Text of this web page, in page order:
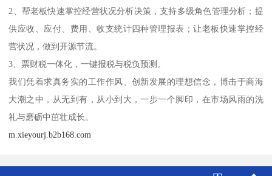
2、帮老板快速掌控经营状况分析决策，支持多级角色管理分析；提
供应收、应付、费用、收支统计四种管理报表；让老板快速掌控经
营状况，做到开源节流。
3、票财税一体化，一键报税与税负预测。
我们凭着求真务实的工作作风、创新发展的理想信念，博击于商海
大潮之中，从无到有，从小到大，一步一个脚印，在市场风雨的洗
礼与磨砺中茁壮成长。
m.xieyourj.b2b168.com